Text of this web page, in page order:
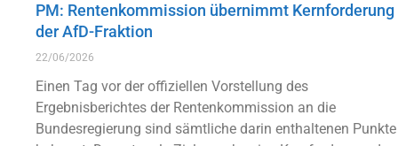
PM: Rentenkommission übernimmt Kernforderung
der AfD-Fraktion
22/06/2026
Einen Tag vor der offiziellen Vorstellung des
Ergebnisberichtes der Rentenkommission an die
Bundesregierung sind sämtliche darin enthaltenen Punkte